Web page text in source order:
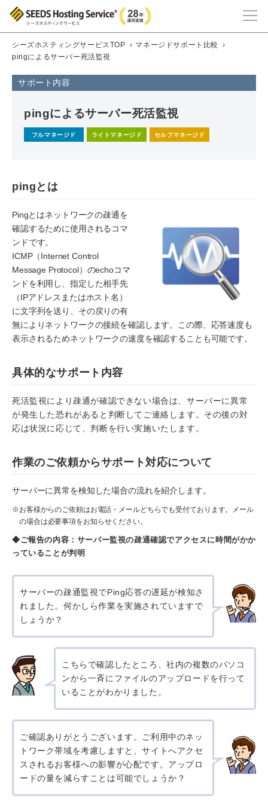
シーズホスティングサービスTOP › マネージドサポート比較
›
pingによるサーバー死活監視
サポート内容
pingによるサーバー死活監視
フルマネージド ライトマネージド セルフマネージド
pingとは
Pingとはネットワークの疎通を
確認するために使用されるコマ
ンドです。
ICMP（Internet Control
Message Protocol）のechoコマ
ンドを利用し、指定した相手先
（IPアドレスまたはホスト名）
に文字列を送り、その戻りの有
無によりネットワークの接続を確認します。この際、応答速度も
表示されるためネットワークの速度を確認することも可能です。
具体的なサポート内容
死活監視により疎通が確認できない場合は、サーバーに異常
が発生した恐れがあると判断してご連絡します。その後の対
応は状況に応じて、判断を行い実施いたします。
作業のご依頼からサポート対応について
サーバーに異常を検知した場合の流れを紹介します。
※お客様からのご依頼はお電話・メールどちらでも受付ております。メール
の場合は必要事項をお知らせください。
◆ご報告の内容：サーバー監視の疎通確認でアクセスに時間がかか
っていることが判明
サーバーの疎通監視でPing応答の遅延が検知さ
れました。何かしら作業を実施されていますで
しょうか？
こちらで確認したところ、社内の複数のパソコ
ンから一斉にファイルのアップロードを行って
いることがわかりました。
ご確認ありがとうございます。ご利用中のネッ
トワーク帯域を考慮しますと、サイトへアクセ
スされるお客様への影響が心配です。アップロ
ードの量を減らすことは可能でしょうか？